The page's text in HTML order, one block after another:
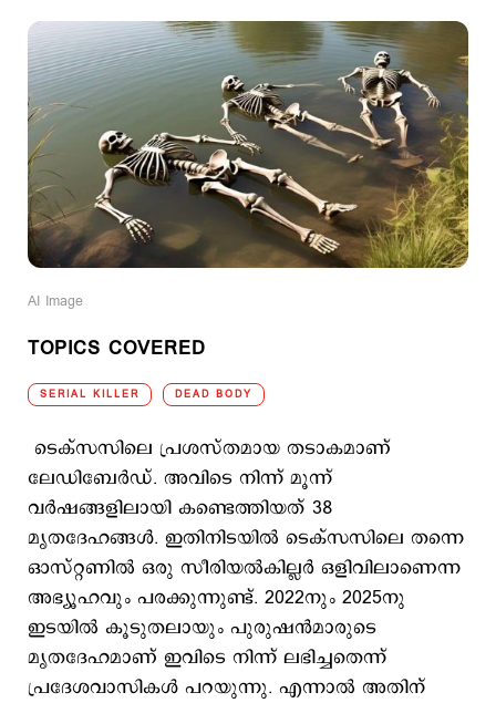
AI Image
TOPICS COVERED
SERIAL KILLER DEAD BODY
ടെക്സസിലെ പ്രശസ്തമായ തടാകമാണ്
ലേഡിബേര്‍ഡ്. അവിടെ നിന്ന് മൂന്ന്
വര്‍ഷങ്ങളിലായി കണ്ടെത്തിയത് 38
മൃതദേഹങ്ങള്‍. ഇതിനിടയില്‍ ടെക്സസിലെ തന്നെ
ഓസ്റ്റണില്‍ ഒരു സീരിയല്‍കില്ലര്‍ ഒളിവിലാണെന്ന
അഭ്യൂഹവും പരക്കുന്നുണ്ട്. 2022നും 2025നു
ഇടയില്‍ കൂടുതലായും പുരുഷന്‍മാരുടെ
മൃതദേഹമാണ് ഇവിടെ നിന്ന് ലഭിച്ചതെന്ന്
പ്രദേശവാസികള്‍ പറയുന്നു. എന്നാല്‍ അതിന്